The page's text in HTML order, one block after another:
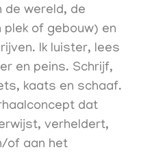
de wereld, de
of gebouw) en
Ik luister, lees
en peins. Schrijf,
kaats en schaaf.
dat
verheldert,
of aan het